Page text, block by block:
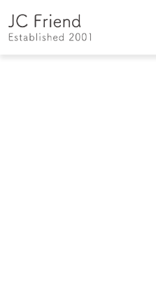
HOME